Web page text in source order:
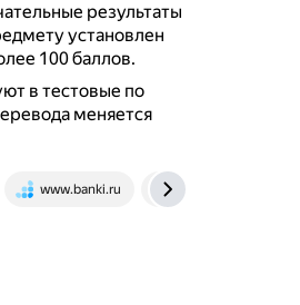
результаты
установлен
100 баллов.
в тестовые по
меняется
www.banki.ru